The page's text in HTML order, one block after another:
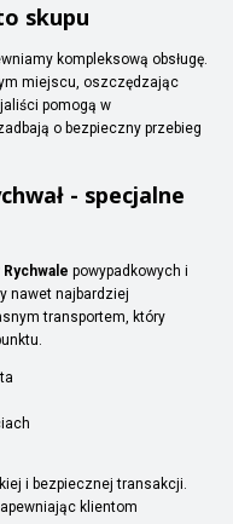
skupu
kompleksową obsługę.
miejscu, oszczędzając
pomogą w
o bezpieczny przebieg
- specjalne
powypadkowych i
nawet najbardziej
transportem, który
i bezpiecznej transakcji.
klientom